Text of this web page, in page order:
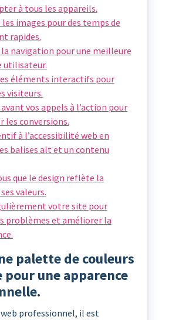
à tous les appareils.
images pour des temps de
rapides.
navigation pour une meilleure
utilisateur.
éléments interactifs pour
visiteurs.
vos appels à l’action pour
les conversions.
à l’accessibilité web en
balises alt et un contenu
que le design reflète la
valeurs.
votre site pour
problèmes et améliorer la
palette de couleurs
pour une apparence
professionnel, il est